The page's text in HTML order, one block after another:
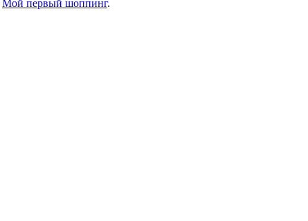
Мой первый шоппинг.